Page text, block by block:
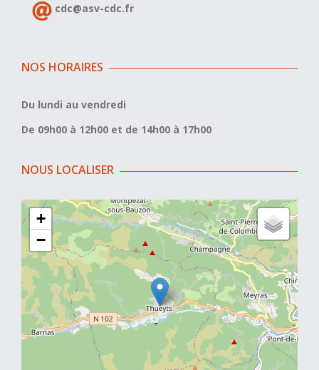
cdc@asv-cdc.fr
NOS HORAIRES
Du lundi au vendredi
De 09h00 à 12h00 et de 14h00 à 17h00
NOUS LOCALISER
+
−